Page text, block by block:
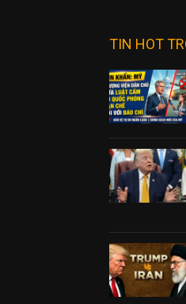
TIN HOT